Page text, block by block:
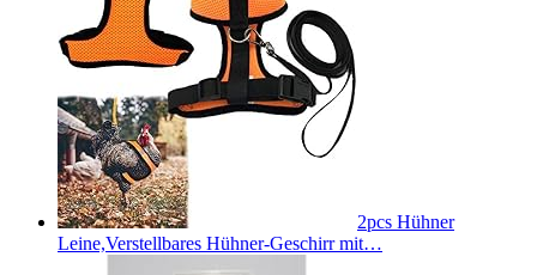
2pcs Hühner
Leine,Verstellbares Hühner-Geschirr mit…